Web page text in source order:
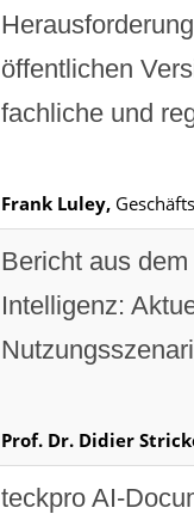
öffentlichen
fachliche und
Frank Luley,
Bericht aus
Intelligenz:
Prof. Dr. Didier
teckpro AI-